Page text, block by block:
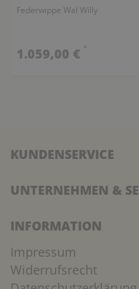
Federwippe Wal Willy
1.059,00 € *
KUNDENSERVICE
UNTERNEHMEN &
INFORMATION
Impressum
Widerrufsrecht